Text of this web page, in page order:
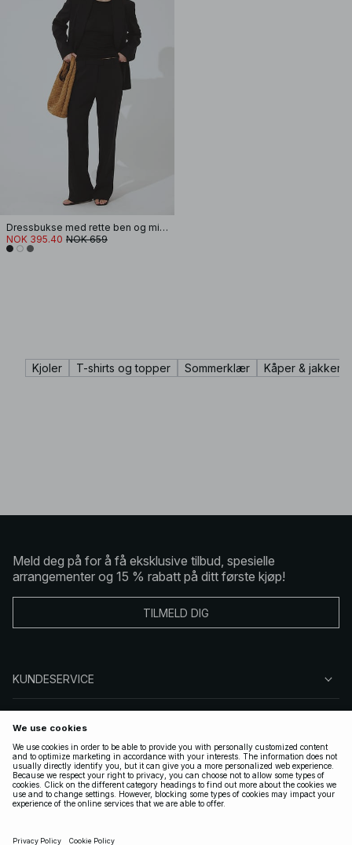
Dressbukse med rette ben og middels liv
NOK 395.40 NOK 659
Kjoler T-shirts og topper Sommerklær Kåper & jakker
Meld deg på for å få eksklusive tilbud, spesielle
arrangementer og 15 % rabatt på ditt første kjøp!
TILMELD DIG
KUNDESERVICE
FØLG OSS
LOVLIG